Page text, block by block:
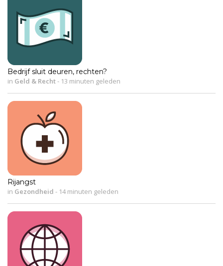
Bedrijf sluit deuren, rechten?
in Geld & Recht- 13 minuten geleden
Rijangst
in Gezondheid - 14 minuten geleden